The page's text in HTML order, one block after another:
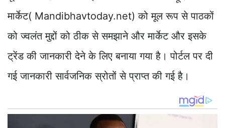
मार्केट( Mandibhavtoday.net) को मूल रूप से पाठकों
को ज्वलंत मुद्दों को ठीक से समझाने और मार्केट और इसके
ट्रेंड की जानकारी देने के लिए बनाया गया है। पोर्टल पर दी
गई जानकारी सार्वजनिक स्रोतों से प्राप्त की गई है।